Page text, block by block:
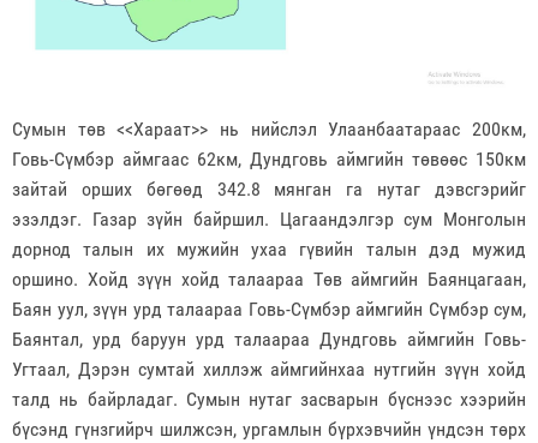
Сумын төв <<Хараат>> нь нийслэл Улаанбаатараас 200км,
Говь-Сүмбэр аймгаас 62км, Дундговь аймгийн төвөөс 150км
зайтай орших бөгөөд 342.8 мянган га нутаг дэвсгэрийг
эзэлдэг. Газар зүйн байршил. Цагаандэлгэр сум Монголын
дорнод талын их мужийн ухаа гүвийн талын дэд мужид
оршино. Хойд зүүн хойд талаараа Төв аймгийн Баянцагаан,
Баян уул, зүүн урд талаараа Говь-Сүмбэр аймгийн Сүмбэр сум,
Баянтал, урд баруун урд талаараа Дундговь аймгийн Говь-
Угтаал, Дэрэн сумтай хиллэж аймгийнхаа нутгийн зүүн хойд
талд нь байрладаг. Сумын нутаг засварын бүснээс хээрийн
бүсэнд гүнзгийрч шилжсэн, ургамлын бүрхэвчийн үндсэн төрх